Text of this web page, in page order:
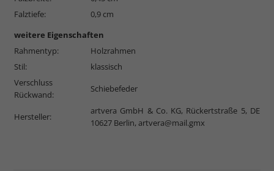
Falztiefe:
0,9 cm
weitere Eigenschaften
Rahmentyp:
Holzrahmen
Stil:
klassisch
Verschluss
Rückwand:
Schiebefeder
Hersteller:
artvera GmbH & Co. KG, Rückertstraße 5, DE
10627 Berlin,artvera@mail.gmx